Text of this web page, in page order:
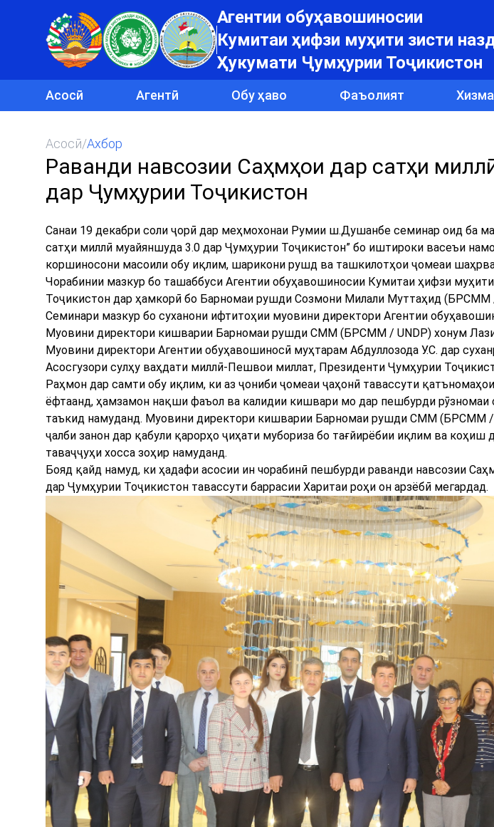
Агентии обуҳавошиносии
Кумитаи ҳифзи муҳити зисти
Ҳукумати Ҷумҳурии Тоҷикистон
Асосӣ Агентӣ Обу ҳаво Фаъолият
Асосӣ/Ахбор
Раванди навсозии Саҳмҳои дар сатҳи
дар Ҷумҳурии Тоҷикистон
Санаи 19 декабри соли ҷорӣ дар меҳмохонаи Румии ш.Душанбе семинар оид ба
сатҳи миллӣ муайяншуда 3.0 дар Ҷумҳурии Тоҷикистон” бо иштироки васеъи
коршиносони масоили обу иқлим, шарикони рушд ва ташкилотҳои ҷомеаи
Чорабинии мазкур бо ташаббуси Агентии обуҳавошиносии Кумитаи ҳифзи
Тоҷикистон дар ҳамкорӣ бо Барномаи рушди Созмони Милали Муттаҳид (БРСММ /
Семинари мазкур бо суханони ифтитоҳии муовини директори Агентии
Муовини директори кишварии Барномаи рушди СММ (БРСММ / UNDP) хонум
Муовини директори Агентии обуҳавошиносӣ муҳтарам Абдуллозода У.С. дар
Асосгузори сулҳу ваҳдати миллӣ-Пешвои миллат, Президенти Ҷумҳурии
Раҳмон дар самти обу иқлим, ки аз ҷониби ҷомеаи ҷаҳонӣ тавассути
ёфтаанд, ҳамзамон нақши фаъол ва калидии кишвари мо дар пешбурди рӯзномаи
таъкид намуданд. Муовини директори кишварии Барномаи рушди СММ (БРСММ /
ҷалби занон дар қабули қарорҳо ҷиҳати мубориза бо тағйирёбии иқлим ва коҳиш
таваҷҷуҳи хосса зоҳир намуданд.
Бояд қайд намуд, ки ҳадафи асосии ин чорабинӣ пешбурди раванди навсозии
дар Ҷумҳурии Тоҷикистон тавассути баррасии Харитаи роҳи он арзёбӣ мегардад.